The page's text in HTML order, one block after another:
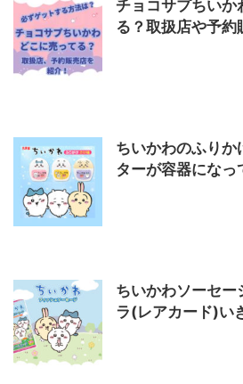
チョコサプちいか
る？取扱店や予約
ちいかわのふりか
ターが容器になっ
ちいかわソーセー
ラ(レアカード)い